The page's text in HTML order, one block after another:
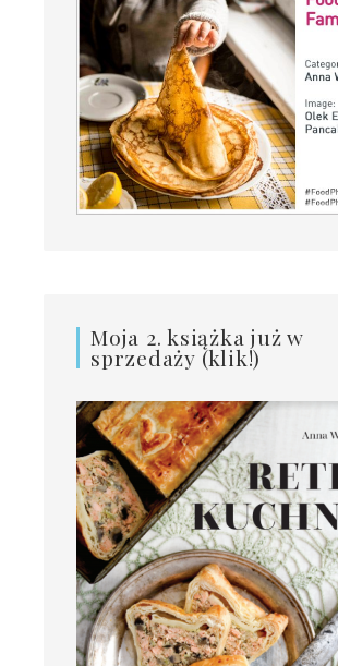
Moja 2. książka już w
sprzedaży (klik!)